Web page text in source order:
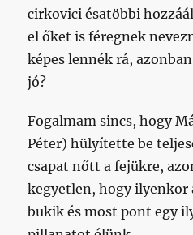
cirkovici ésatöbbi
el őket is féregnek
képes lennék rá,
jó?
Fogalmam sincs, hogy
Péter) hülyítette be
csapat nőtt a fejükre,
kegyetlen, hogy ilyenkor
bukik és most pont egy